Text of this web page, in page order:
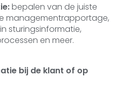
bepalen van de juiste
managementrapportage,
sturingsinformatie,
en meer.
bij de klant of op